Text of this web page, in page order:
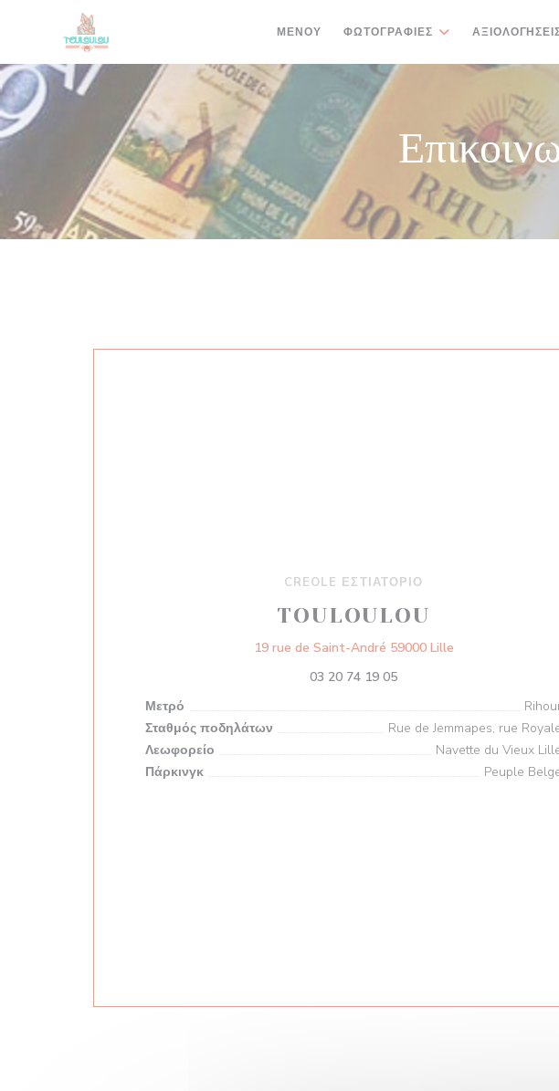
Πίνακας διαχείρισης "Μπισκότων" (Cookies)
ΜΕΝΟΎ ΦΩΤΟΓΡΑΦΊΕΣ
CREOLE ΕΣΤΙΑΤΌΡΙΟ
TOULOULOU
19 rue de Saint-André 59000 Lille((ανοίγει σε νέο
03 20 74 19 05
Μετρό
Σταθμός ποδηλάτων
Rue de Jemmapes, rue
Λεωφορείο
Navette du Vieux
Πάρκινγκ
Peuple